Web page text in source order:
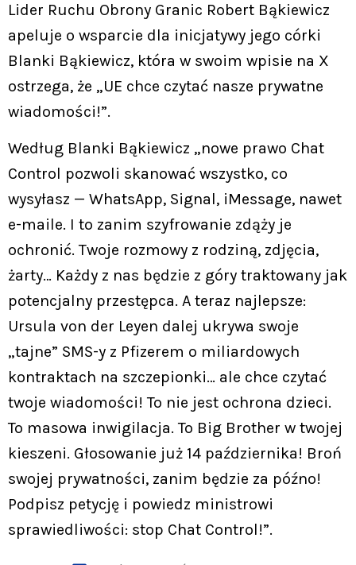
Lider Ruchu Obrony Granic Robert Bąkiewicz
apeluje o wsparcie dla inicjatywy jego córki
Blanki Bąkiewicz, która w swoim wpisie na X
ostrzega, że „UE chce czytać nasze prywatne
wiadomości!”.
Według Blanki Bąkiewicz „nowe prawo Chat
Control pozwoli skanować wszystko, co
wysyłasz — WhatsApp, Signal, iMessage, nawet
e-maile. I to zanim szyfrowanie zdąży je
ochronić. Twoje rozmowy z rodziną, zdjęcia,
żarty… Każdy z nas będzie z góry traktowany jak
potencjalny przestępca. A teraz najlepsze:
Ursula von der Leyen dalej ukrywa swoje
„tajne” SMS-y z Pfizerem o miliardowych
kontraktach na szczepionki… ale chce czytać
twoje wiadomości! To nie jest ochrona dzieci.
To masowa inwigilacja. To Big Brother w twojej
kieszeni. Głosowanie już 14 października! Broń
swojej prywatności, zanim będzie za późno!
Podpisz petycję i powiedz ministrowi
sprawiedliwości: stop Chat Control!”.